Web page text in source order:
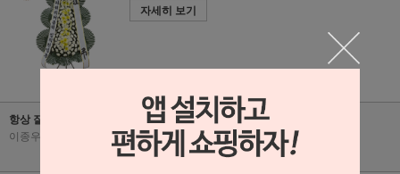
자세히 보기
항상 잘 받고 있습니다
이종우 2026-06-02 | 조회수 45